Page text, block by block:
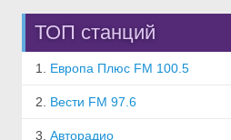
ТОП станций
1. Европа Плюс FM 100.5
2. Вести FM 97.6
3.Авторадио